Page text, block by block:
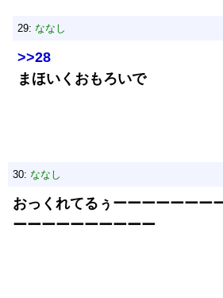
29: ななし
>>28
まほいくおもろいで
30: ななし
おっくれてるぅーーーーーーー
ーーーーーーーーーー